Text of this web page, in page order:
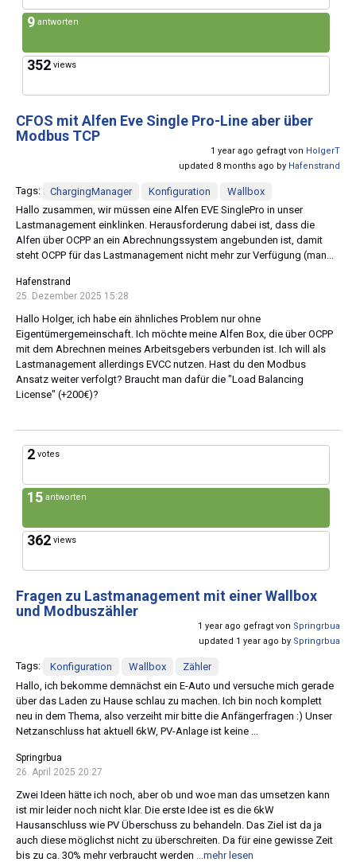
9 antworten
352 views
CFOS mit Alfen Eve Single Pro-Line aber über
Modbus TCP
1 year ago gefragt von HolgerT
updated 8 months ago by Hafenstrand
Tags: ChargingManager Konfiguration
Wallbox
Hallo zusammen, wir müssen eine Alfen EVE SinglePro in unser
Lastmanagement einklinken. Herausforderung dabei ist, dass die
Alfen über OCPP an ein Abrechnungssystem angebunden ist, damit
steht OCPP für das Lastmanagement nicht mehr zur Verfügung (man...
Hafenstrand
25. Dezember 2025 15:28
Hallo Holger, ich habe ein ähnliches Problem nur ohne
Eigentümergemeinschaft. Ich möchte meine Alfen Box, die über OCPP
mit dem Abrechnen meines Arbeitsgebers verbunden ist. Ich will als
Lastmanagement allerdings EVCC nutzen. Hast du den Modbus
Ansatz weiter verfolgt? Braucht man dafür die "Load Balancing
License" (+200€)?
2 votes
15 antworten
362 views
Fragen zu Lastmanagement mit einer Wallbox
und Modbuszähler
1 year ago gefragt von Springrbua
updated 1 year ago by Springrbua
Tags: Konfiguration Wallbox
Zähler
Hallo, ich bekomme demnächst ein E-Auto und versuche mich gerade
über das Laden zu Hause schlau zu machen. Ich bin noch komplett
neu in dem Thema, also verzeiht mir bitte die Anfängerfragen :) Unser
Netzanschluss hat aktuell 6kW, PV-Anlage ist keine ...
Springrbua
26. April 2025 20:27
Zwei Ideen hätte ich noch, aber ob und woe man das umsetzen kann
ist mir leider noch nicht klar. Die erste Idee ist es die 6kW
Hausanschluss wie PV Überschuss zu behandeln. Das Ziel ist da ja
auch diese möglichst nicht zu überschreiten. Da für eine gewisse Zeit
bis zu ca. 30% mehr verbraucht werden
...mehr lesen